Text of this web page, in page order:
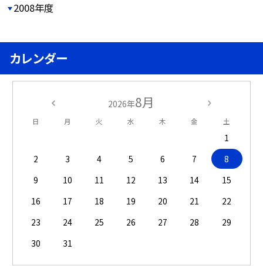
2008年度
カレンダー
2026年8月
日 月 火 水 木 金 土
1
2
3 4 5 6 7
8
9
10 11 12 13 14
15
16
17 18 19 20 21
22
23
24 25 26 27 28
29
30
31